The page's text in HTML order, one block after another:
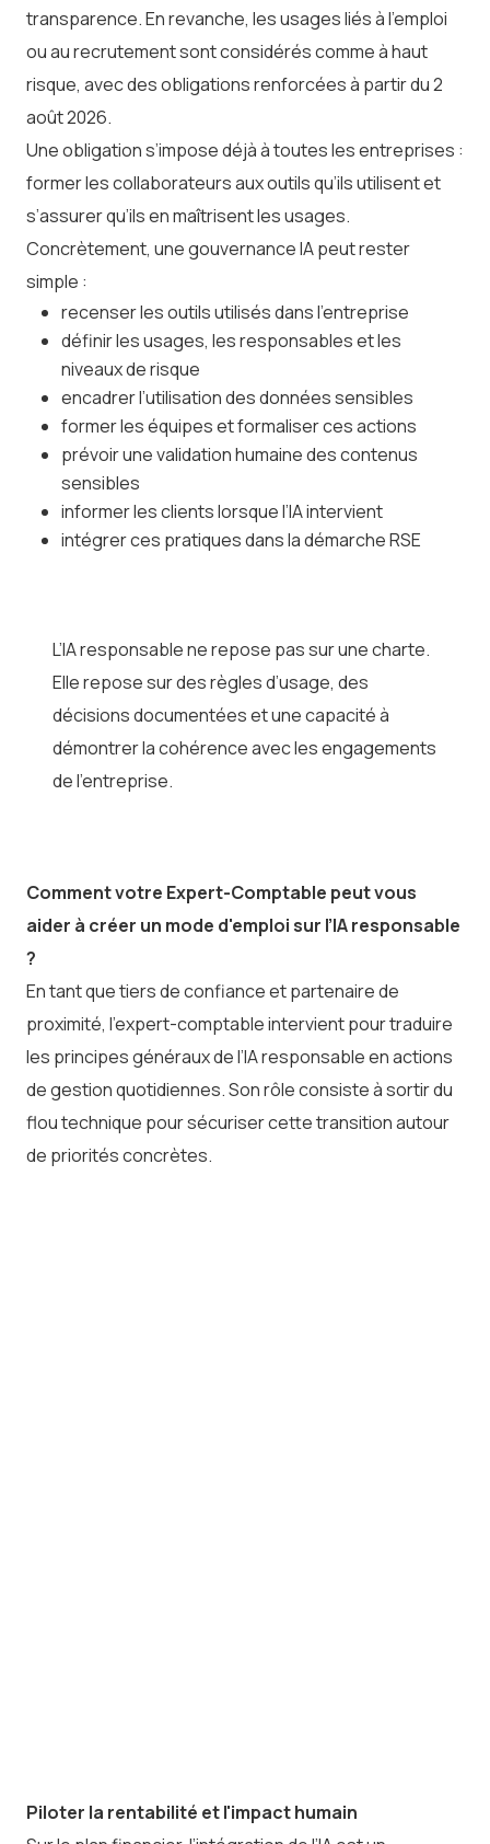
transparence. En revanche, les usages liés à l’emploi
ou au recrutement sont considérés comme à haut
risque, avec des obligations renforcées à partir du 2
août 2026.
Une obligation s’impose déjà à toutes les entreprises :
former les collaborateurs aux outils qu’ils utilisent et
s’assurer qu’ils en maîtrisent les usages.
Concrètement, une gouvernance IA peut rester
simple :
recenser les outils utilisés dans l’entreprise
définir les usages, les responsables et les
niveaux de risque
encadrer l’utilisation des données sensibles
former les équipes et formaliser ces actions
prévoir une validation humaine des contenus
sensibles
informer les clients lorsque l’IA intervient
intégrer ces pratiques dans la démarche RSE
L’IA responsable ne repose pas sur une charte.
Elle repose sur des règles d’usage, des
décisions documentées et une capacité à
démontrer la cohérence avec les engagements
de l’entreprise.
Comment votre Expert-Comptable peut vous
aider à créer un mode d'emploi sur l’IA responsable
?
En tant que tiers de confiance et partenaire de
proximité, l’expert-comptable intervient pour traduire
les principes généraux de l’IA responsable en actions
de gestion quotidiennes. Son rôle consiste à sortir du
flou technique pour sécuriser cette transition autour
de priorités concrètes.
Piloter la rentabilité et l'impact humain